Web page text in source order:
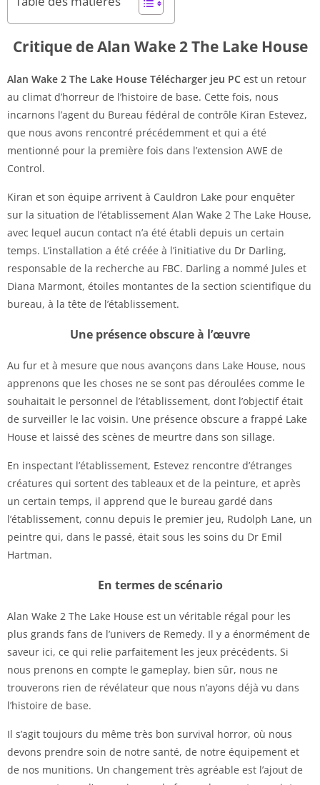
Critique de Alan Wake 2 The Lake House
Alan Wake 2 The Lake House Télécharger jeu PC est un retour
au climat d’horreur de l’histoire de base. Cette fois, nous
incarnons l’agent du Bureau fédéral de contrôle Kiran Estevez,
que nous avons rencontré précédemment et qui a été
mentionné pour la première fois dans l’extension AWE de
Control.
Kiran et son équipe arrivent à Cauldron Lake pour enquêter
sur la situation de l’établissement Alan Wake 2 The Lake House,
avec lequel aucun contact n’a été établi depuis un certain
temps. L’installation a été créée à l’initiative du Dr Darling,
responsable de la recherche au FBC. Darling a nommé Jules et
Diana Marmont, étoiles montantes de la section scientifique du
bureau, à la tête de l’établissement.
Une présence obscure à l’œuvre
Au fur et à mesure que nous avançons dans Lake House, nous
apprenons que les choses ne se sont pas déroulées comme le
souhaitait le personnel de l’établissement, dont l’objectif était
de surveiller le lac voisin. Une présence obscure a frappé Lake
House et laissé des scènes de meurtre dans son sillage.
En inspectant l’établissement, Estevez rencontre d’étranges
créatures qui sortent des tableaux et de la peinture, et après
un certain temps, il apprend que le bureau gardé dans
l’établissement, connu depuis le premier jeu, Rudolph Lane, un
peintre qui, dans le passé, était sous les soins du Dr Emil
Hartman.
En termes de scénario
Alan Wake 2 The Lake House est un véritable régal pour les
plus grands fans de l’univers de Remedy. Il y a énormément de
saveur ici, ce qui relie parfaitement les jeux précédents. Si
nous prenons en compte le gameplay, bien sûr, nous ne
trouverons rien de révélateur que nous n’ayons déjà vu dans
l’histoire de base.
Il s’agit toujours du même très bon survival horror, où nous
devons prendre soin de notre santé, de notre équipement et
de nos munitions. Un changement très agréable est l’ajout de